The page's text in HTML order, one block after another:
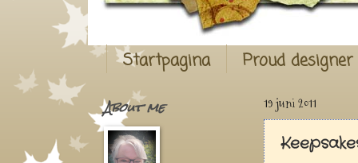
Startpagina Proud
19 juni 2011
About me